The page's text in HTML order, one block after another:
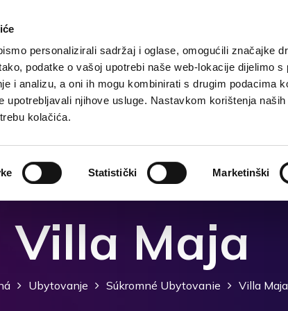
personalizirali sadržaj i oglase, omogućili značajke
podatke o vašoj upotrebi naše web-lokacije dijelimo s
i analizu, a oni ih mogu kombinirati s drugim podacima
upotrebljavali njihove usluge. Nastavkom korištenja
kolačića.
Statistički Marketinški
Destinácia Ubytovanje Čo robiť?
Villa Maja
Ubytovanje Súkromné ​​ubytovanie Villa Maja